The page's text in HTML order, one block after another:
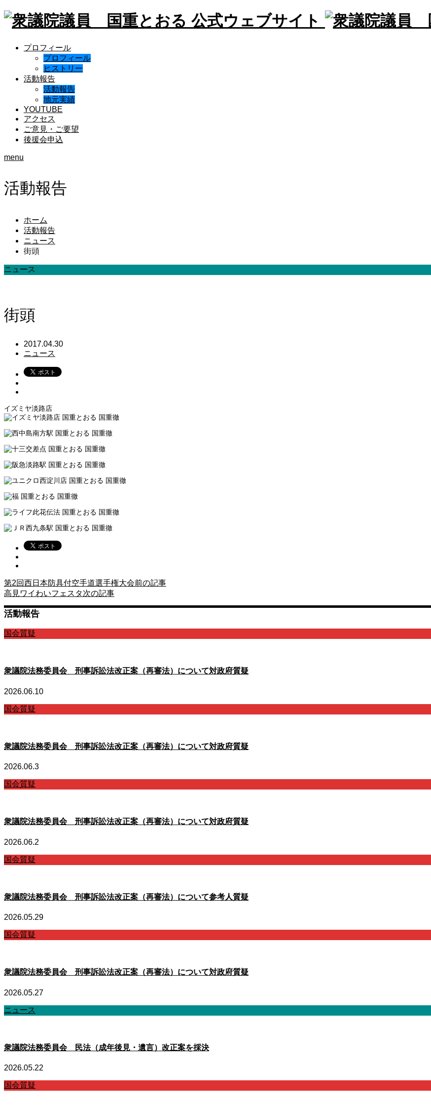
プロフィール
プロフィール
ヒストリー
活動報告
活動報告
地元実績
YOUTUBE
アクセス
ご意見・ご要望
後援会申込
menu
活動報告
ホーム
活動報告
ニュース
街頭
ニュース
街頭
2017.04.30
ニュース
イズミヤ淡路店
第2回西日本防具付空手道選手権大会前の記事
高見ワイわいフェスタ次の記事
活動報告
国会質疑
衆議院法務委員会 刑事訴訟法改正案（再審法）について対政府質疑
2026.06.10
国会質疑
衆議院法務委員会 刑事訴訟法改正案（再審法）について対政府質疑
2026.06.3
国会質疑
衆議院法務委員会 刑事訴訟法改正案（再審法）について対政府質疑
2026.06.2
国会質疑
衆議院法務委員会 刑事訴訟法改正案（再審法）について参考人質疑
2026.05.29
国会質疑
衆議院法務委員会 刑事訴訟法改正案（再審法）について対政府質疑
2026.05.27
ニュース
衆議院法務委員会 民法（成年後見・遺言）改正案を採決
2026.05.22
国会質疑